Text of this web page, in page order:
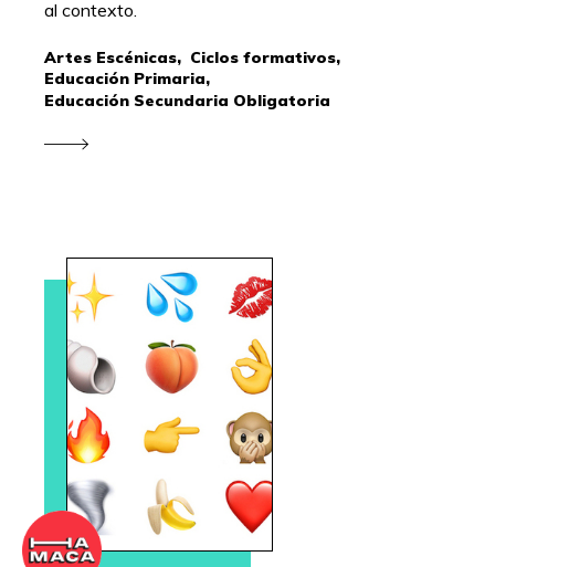
al contexto.
Artes Escénicas, Ciclos formativos,
Educación Primaria,
Educación Secundaria Obligatoria